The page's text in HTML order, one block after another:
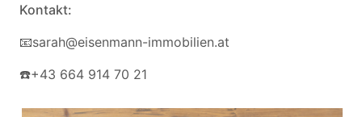
Kontakt:
📧sarah@eisenmann-immobilien.at
☎️+43 664 914 70 21